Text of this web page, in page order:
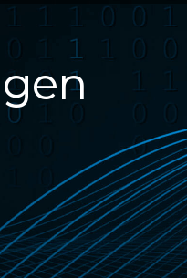
Advanced Research Center
India (English)
日本 (日本語)
대한민국 (한국어)